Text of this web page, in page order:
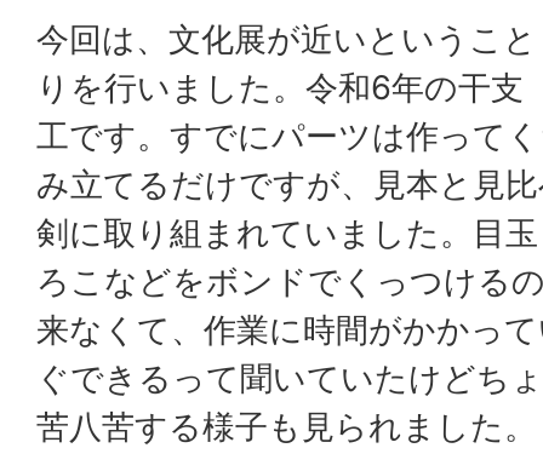
今回は、文化展が近いというこ
りを行いました。令和6年の干支
工です。すでにパーツは作って
み立てるだけですが、見本と見
剣に取り組まれていました。目
ろこなどをボンドでくっつける
来なくて、作業に時間がかかっ
ぐできるって聞いていたけどち
苦八苦する様子も見られました。